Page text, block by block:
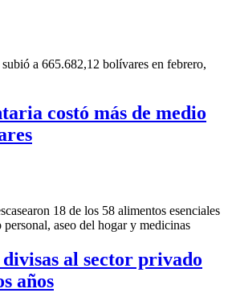
a 665.682,12 bolívares en febrero,
costó más de medio
18 de los 58 alimentos esenciales
aseo del hogar y medicinas
al sector privado
años